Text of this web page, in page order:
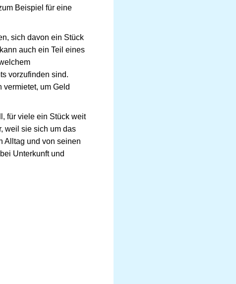
Beispiel für eine
sich davon ein Stück
auch ein Teil eines
vorzufinden sind.
um Geld
für viele ein Stück weit
weil sie sich um das
Alltag und von seinen
Unterkunft und